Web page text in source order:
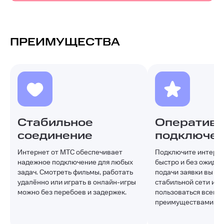
ПРЕИМУЩЕСТВА
Стабильное
соединение
Интернет от МТС обеспечивает
надежное подключение для любых
задач. Смотреть фильмы, работать
удалённо или играть в онлайн-игры
можно без перебоев и задержек.
Подключите
быстро и без
подачи заявки вы
стабильной сети и
пользоваться всеми
преимуществами